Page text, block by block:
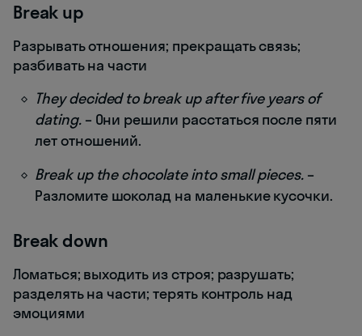
Break up
Разрывать отношения; прекращать связь;
разбивать на части
They decided to break up after five years of
dating.– Они решили расстаться после пяти
лет отношений.
Break up the chocolate into small pieces.–
Разломите шоколад на маленькие кусочки.
Break down
Ломаться; выходить из строя; разрушать;
разделять на части; терять контроль над
эмоциями